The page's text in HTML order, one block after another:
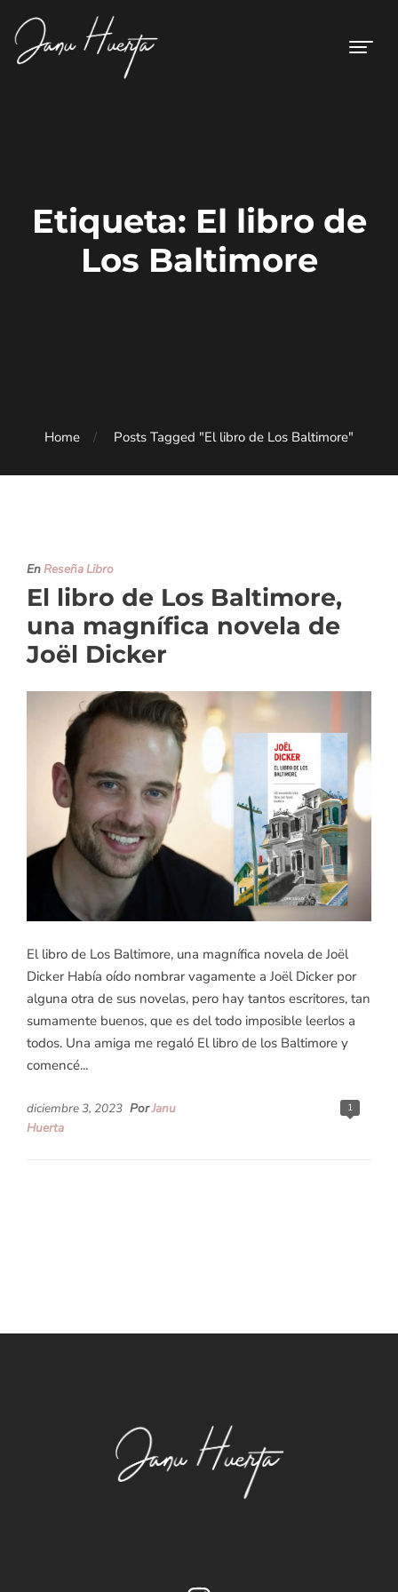
Etiqueta: El libro de
Los Baltimore
Home Posts Tagged "El libro de Los Baltimore"
EnReseña Libro
El libro de Los Baltimore,
una magnífica novela de
Joël Dicker
El libro de Los Baltimore, una magnífica novela de Joël
Dicker Había oído nombrar vagamente a Joël Dicker por
alguna otra de sus novelas, pero hay tantos escritores, tan
sumamente buenos, que es del todo imposible leerlos a
todos. Una amiga me regaló El libro de los Baltimore y
comencé...
1
diciembre 3, 2023 PorJanu
Huerta